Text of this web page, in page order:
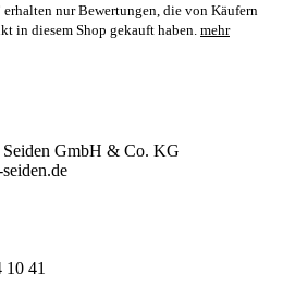
nur Bewertungen, die von Käufern
in diesem Shop gekauft haben. mehr
GmbH & Co. KG
10 41